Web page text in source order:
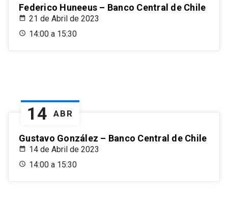
Federico Huneeus – Banco Central de Chile
21 de Abril de 2023
14:00 a 15:30
14 ABR
Gustavo González – Banco Central de Chile
14 de Abril de 2023
14:00 a 15:30